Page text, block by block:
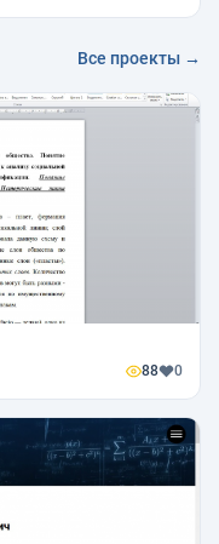
Все проекты →
88 0